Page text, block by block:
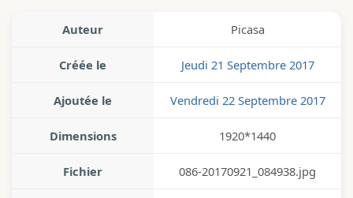
Auteur Picasa
Créée le Jeudi 21 Septembre 2017
Ajoutée le Vendredi 22 Septembre 2017
Dimensions 1920*1440
Fichier 086-20170921_084938.jpg